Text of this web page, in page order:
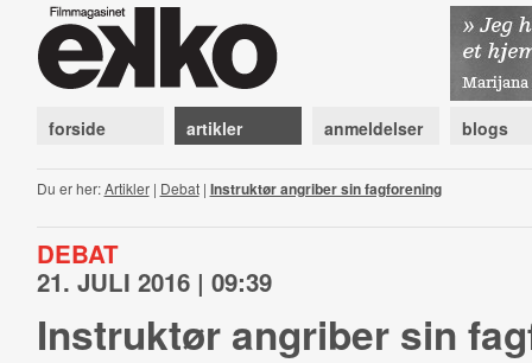
forside artikler anmeldelser blogs
Du er her:Artikler| Debat| Instruktør angriber sin fagforening
DEBAT
21. JULI 2016 | 09:39
Instruktør angriber sin